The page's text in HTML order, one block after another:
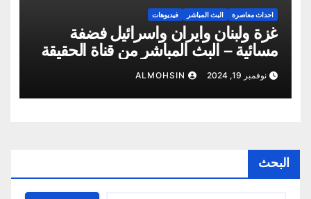
احداث معاصرة البث المباشر فيديوهات
غزة ولبنان وايران واسرائيل فضفة
مسائية – البث المباشر من قناة الحقيقة
– ابو شمس المحسن
نوفمبر 19, 2024 ALMOHSIN
البحث